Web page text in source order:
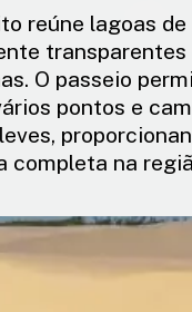
reúne lagoas de
transparentes
O passeio
pontos e
completa na